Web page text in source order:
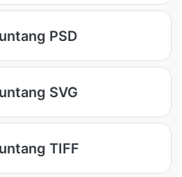
PSD
SVG
TIFF